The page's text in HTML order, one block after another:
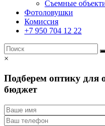
Съемные
Фотоловушки
Комиссия
+7 950 704 12 22
×
Подберем оптику для
бюджет